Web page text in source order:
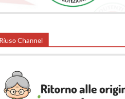
Riuso Channel